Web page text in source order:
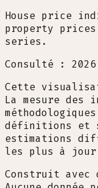
House price
property
series.
Consulté : 2026
Cette
La mesure des
définitions et
estimations
les plus à
Construit avec